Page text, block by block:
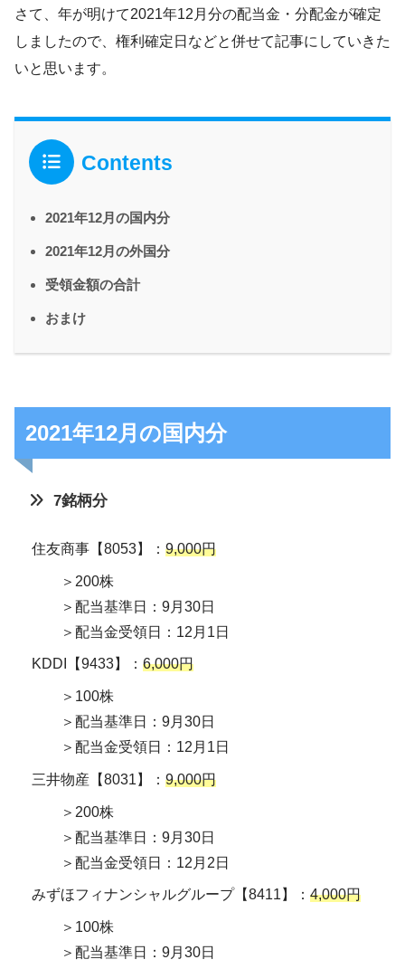
さて、年が明けて2021年12月分の配当金・分配金が確定
しましたので、権利確定日などと併せて記事にしていきた
いと思います。
Contents
2021年12月の国内分
2021年12月の外国分
受領金額の合計
おまけ
2021年12月の国内分
7銘柄分
住友商事【8053】：9,000円
＞200株
＞配当基準日：9月30日
＞配当金受領日：12月1日
KDDI【9433】：6,000円
＞100株
＞配当基準日：9月30日
＞配当金受領日：12月1日
三井物産【8031】：9,000円
＞200株
＞配当基準日：9月30日
＞配当金受領日：12月2日
みずほフィナンシャルグループ【8411】：4,000円
＞100株
＞配当基準日：9月30日